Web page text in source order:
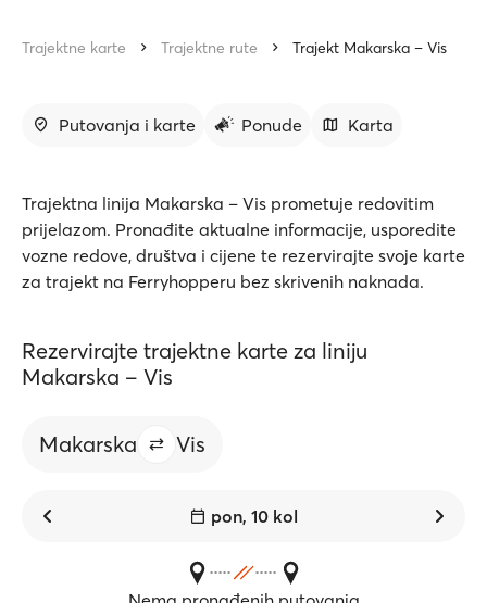
Trajektne karte Trajektne rute Trajekt Makarska – Vis
Putovanja i karte Ponude Karta
Trajektna linija Makarska – Vis prometuje redovitim
prijelazom. Pronađite aktualne informacije, usporedite
vozne redove, društva i cijene te rezervirajte svoje karte
za trajekt na Ferryhopperu bez skrivenih naknada.
Rezervirajte trajektne karte za liniju
Makarska – Vis
Makarska Vis
pon, 10 kol